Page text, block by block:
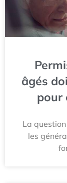
âgés
pour
La
les